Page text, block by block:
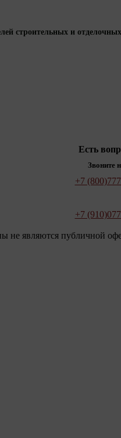
строительных и
Есть
Звоните
+7 (800)
+7 (910)
являются публичной